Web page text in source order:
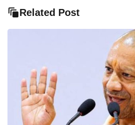
Related Post